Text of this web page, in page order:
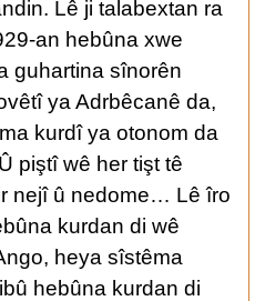
Lê ji talabextan ra
an hebûna xwe
guhartina sînorên
ya Adrbêcanê da,
kurdî ya otonom da
piştî wê her tişt tê
nejî û nedome… Lê îro
kurdan di wê
heya sîstêma
hebûna kurdan di